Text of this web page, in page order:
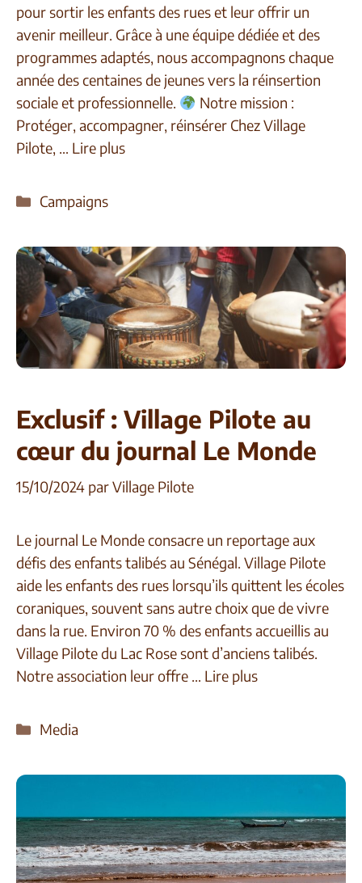
pour sortir les enfants des rues et leur offrir un
avenir meilleur. Grâce à une équipe dédiée et des
programmes adaptés, nous accompagnons chaque
année des centaines de jeunes vers la réinsertion
sociale et professionnelle.
Notre mission :
Protéger, accompagner, réinsérer Chez Village
Pilote, … Lire plus
Campaigns
Exclusif : Village Pilote au
cœur du journal Le Monde
15/10/2024 parVillage Pilote
Le journal Le Monde consacre un reportage aux
défis des enfants talibés au Sénégal. Village Pilote
aide les enfants des rues lorsqu’ils quittent les écoles
coraniques, souvent sans autre choix que de vivre
dans la rue. Environ 70 % des enfants accueillis au
Village Pilote du Lac Rose sont d’anciens talibés.
Notre association leur offre … Lire plus
Media